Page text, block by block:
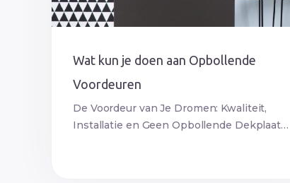
Wat kun je doen aan Opbollende
Voordeuren
De Voordeur van Je Dromen: Kwaliteit,
Installatie en Geen Opbollende Dekplaat